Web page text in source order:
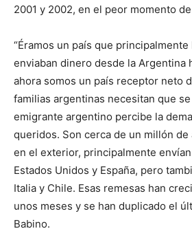
2001 y 2002, en el peor momento
“Éramos un país que
enviaban dinero desde la Argentina
ahora somos un país receptor neto
familias argentinas necesitan que
emigrante argentino percibe la
queridos. Son cerca de un millón
en el exterior, principalmente
Estados Unidos y España, pero
Italia y Chile. Esas remesas han
unos meses y se han duplicado el
Babino.